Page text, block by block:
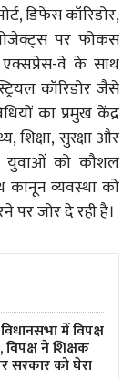
डिफेंस कॉरिडोर,
पर फोकस
वे के साथ
कॉरिडोर जैसे
का प्रमुख केंद्र
शिक्षा, सुरक्षा और
युवाओं को कौशल
व्यवस्था को
जोर दे रही है।
विधानसभा में विपक्ष
ने शिक्षक
सरकार को घेरा